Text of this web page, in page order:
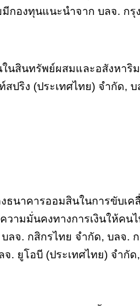
กองทุนแนะนำจาก บลจ. ก
นสินทรัพย์ผสมและอสังหาริ
ปริง (ประเทศไทย) จำกัด,
นาคารออมสินในการขับเค
ความมั่นคงทางการเงินให้
ลจ. กสิกรไทย จำกัด, บลจ.
จ. ยูโอบี (ประเทศไทย) จำ